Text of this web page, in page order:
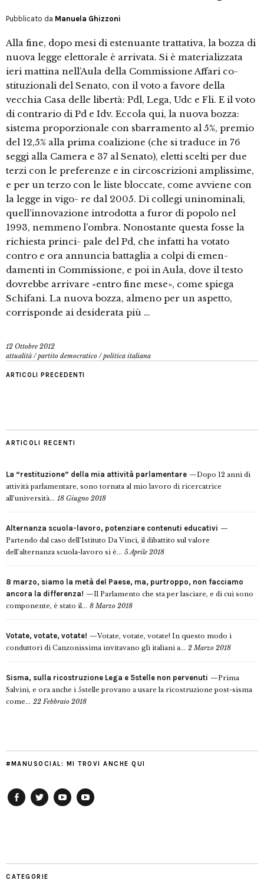
Pubblicato da Manuela Ghizzoni
Alla fine, dopo mesi di estenuante trattativa, la bozza di
nuova legge elettorale è arrivata. Si è materializzata
ieri mattina nell’Aula della Commissione Affari co-
stituzionali del Senato, con il voto a favore della
vecchia Casa delle libertà: Pdl, Lega, Udc e Fli. E il voto
di contrario di Pd e Idv. Eccola qui, la nuova bozza:
sistema proporzionale con sbarramento al 5%, premio
del 12,5% alla prima coalizione (che si traduce in 76
seggi alla Camera e 37 al Senato), eletti scelti per due
terzi con le preferenze e in circoscrizioni amplissime,
e per un terzo con le liste bloccate, come avviene con
la legge in vigo- re dal 2005. Di collegi uninominali,
quell’innovazione introdotta a furor di popolo nel
1993, nemmeno l’ombra. Nonostante questa fosse la
richiesta princi- pale del Pd, che infatti ha votato
contro e ora annuncia battaglia a colpi di emen-
damenti in Commissione, e poi in Aula, dove il testo
dovrebbe arrivare «entro fine mese», come spiega
Schifani. La nuova bozza, almeno per un aspetto,
corrisponde ai desiderata più …
12 Ottobre 2012
attualità /partito democratico /politica italiana
ARTICOLI PRECEDENTI
ARTICOLI RECENTI
La “restituzione” della mia attività parlamentare
Dopo 12 anni di
attività parlamentare, sono tornata al mio lavoro di ricercatrice
all’università... 18 Giugno 2018
Alternanza scuola-lavoro, potenziare contenuti educativi
Partendo dal caso dell’Istituto Da Vinci, il dibattito sul valore
dell’alternanza scuola-lavoro si è... 5 Aprile 2018
8 marzo, siamo la metà del Paese, ma, purtroppo, non facciamo
ancora la differenza!
Il Parlamento che sta per lasciare, e di cui sono
componente, è stato il... 8 Marzo 2018
Votate, votate, votate!
Votate, votate, votate! In questo modo i
conduttori di Canzonissima invitavano gli italiani a... 2 Marzo 2018
Sisma, sulla ricostruzione Lega e 5stelle non pervenuti
Prima
Salvini, e ora anche i 5stelle provano a usare la ricostruzione post-sisma
come... 22 Febbraio 2018
#MANUSOCIAL: MI TROVI ANCHE QUI
CATEGORIE